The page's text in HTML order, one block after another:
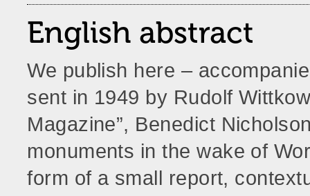
English abstract
We publish here –
sent in 1949 by Rudolf
Magazine”, Benedict
monuments in the wake of
form of a small report,